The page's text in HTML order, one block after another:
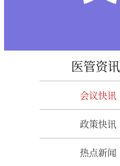
医管资讯
会议快讯
政策快讯
热点新闻